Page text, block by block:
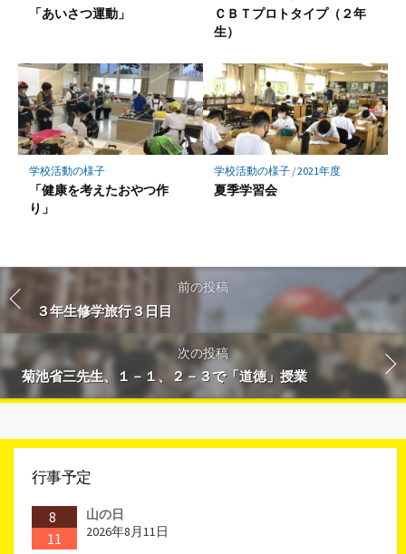
「あいさつ運動」
ＣＢＴプロトタイプ（２年
生）
学校活動の様子
「健康を考えたおやつ作
り」
学校活動の様子/2021年度
夏季学習会
前の投稿
３年生修学旅行３日目
次の投稿
菊池省三先生、１－１、２－３で「道徳」授業
行事予定
8
11
山の日
2026年8月11日